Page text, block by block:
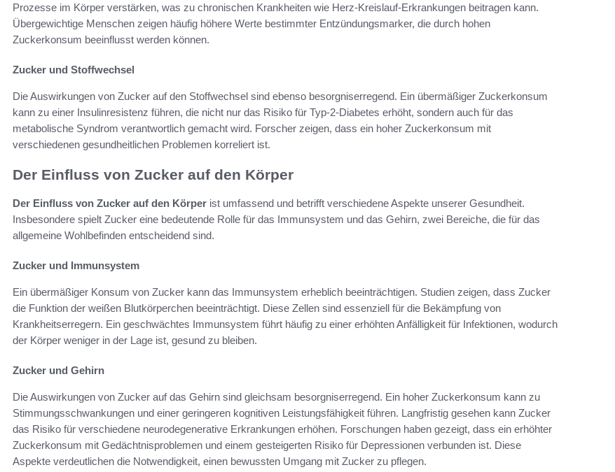
Prozesse im Körper verstärken, was zu chronischen Krankheiten wie Herz-Kreislauf-Erkrankungen beitragen kann.
Übergewichtige Menschen zeigen häufig höhere Werte bestimmter Entzündungsmarker, die durch hohen
Zuckerkonsum beeinflusst werden können.
Zucker und Stoffwechsel
Die Auswirkungen von Zucker auf den Stoffwechsel sind ebenso besorgniserregend. Ein übermäßiger Zuckerkonsum
kann zu einer Insulinresistenz führen, die nicht nur das Risiko für Typ-2-Diabetes erhöht, sondern auch für das
metabolische Syndrom verantwortlich gemacht wird. Forscher zeigen, dass ein hoher Zuckerkonsum mit
verschiedenen gesundheitlichen Problemen korreliert ist.
Der Einfluss von Zucker auf den Körper
Der Einfluss von Zucker auf den Körper ist umfassend und betrifft verschiedene Aspekte unserer Gesundheit.
Insbesondere spielt Zucker eine bedeutende Rolle für das Immunsystem und das Gehirn, zwei Bereiche, die für das
allgemeine Wohlbefinden entscheidend sind.
Zucker und Immunsystem
Ein übermäßiger Konsum von Zucker kann das Immunsystem erheblich beeinträchtigen. Studien zeigen, dass Zucker
die Funktion der weißen Blutkörperchen beeinträchtigt. Diese Zellen sind essenziell für die Bekämpfung von
Krankheitserregern. Ein geschwächtes Immunsystem führt häufig zu einer erhöhten Anfälligkeit für Infektionen, wodurch
der Körper weniger in der Lage ist, gesund zu bleiben.
Zucker und Gehirn
Die Auswirkungen von Zucker auf das Gehirn sind gleichsam besorgniserregend. Ein hoher Zuckerkonsum kann zu
Stimmungsschwankungen und einer geringeren kognitiven Leistungsfähigkeit führen. Langfristig gesehen kann Zucker
das Risiko für verschiedene neurodegenerative Erkrankungen erhöhen. Forschungen haben gezeigt, dass ein erhöhter
Zuckerkonsum mit Gedächtnisproblemen und einem gesteigerten Risiko für Depressionen verbunden ist. Diese
Aspekte verdeutlichen die Notwendigkeit, einen bewussten Umgang mit Zucker zu pflegen.